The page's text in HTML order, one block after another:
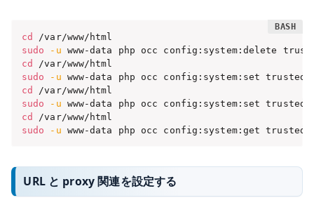
cd
sudo
-u
cd
sudo
-u www-data php occ config:system:set
cd
sudo
-u www-data php occ config:system:set
cd
sudo
-u www-data php occ config:system:get
URL と proxy 関連を設定する